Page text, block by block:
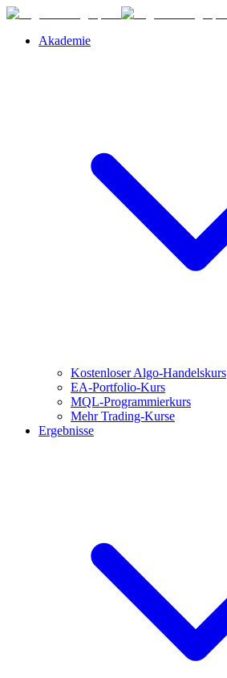
Akademie
Kostenloser Algo-Handelskurs
EA-Portfolio-Kurs
MQL-Programmierkurs
Mehr Trading-Kurse
Ergebnisse